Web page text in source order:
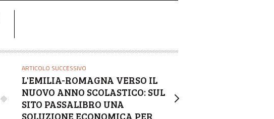
ARTICOLO SUCCESSIVO
L'EMILIA-ROMAGNA VERSO IL
NUOVO ANNO SCOLASTICO: SUL
SITO PASSALIBRO UNA
SOLUZIONE ECONOMICA PER